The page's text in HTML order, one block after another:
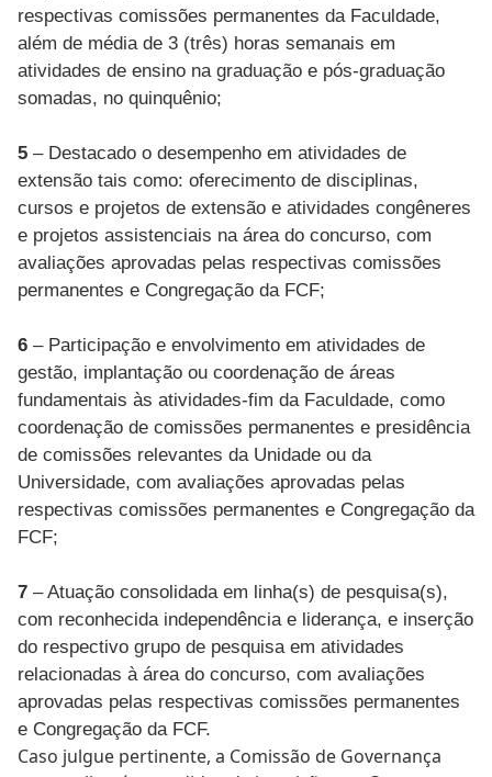
respectivas comissões permanentes da Faculdade,
além de média de 3 (três) horas semanais em
atividades de ensino na graduação e pós-graduação
somadas, no quinquênio;
5 – Destacado o desempenho em atividades de
extensão tais como: oferecimento de disciplinas,
cursos e projetos de extensão e atividades congêneres
e projetos assistenciais na área do concurso, com
avaliações aprovadas pelas respectivas comissões
permanentes e Congregação da FCF;
6 – Participação e envolvimento em atividades de
gestão, implantação ou coordenação de áreas
fundamentais às atividades-fim da Faculdade, como
coordenação de comissões permanentes e presidência
de comissões relevantes da Unidade ou da
Universidade, com avaliações aprovadas pelas
respectivas comissões permanentes e Congregação da
FCF;
7 – Atuação consolidada em linha(s) de pesquisa(s),
com reconhecida independência e liderança, e inserção
do respectivo grupo de pesquisa em atividades
relacionadas à área do concurso, com avaliações
aprovadas pelas respectivas comissões permanentes
e Congregação da FCF.
Caso julgue pertinente, a Comissão de Governança